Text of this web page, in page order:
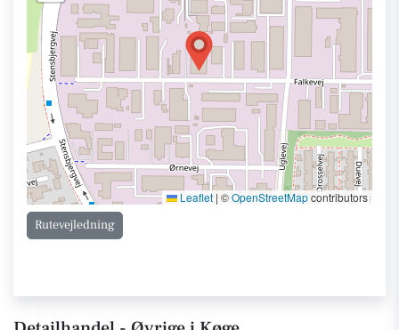
Leaflet | ©OpenStreetMapcontributors
Rutevejledning